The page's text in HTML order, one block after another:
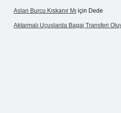
Aslan Burcu Kıskanır Mı için Dede
Aktarmalı Uçuşlarda Bagaj Transferi